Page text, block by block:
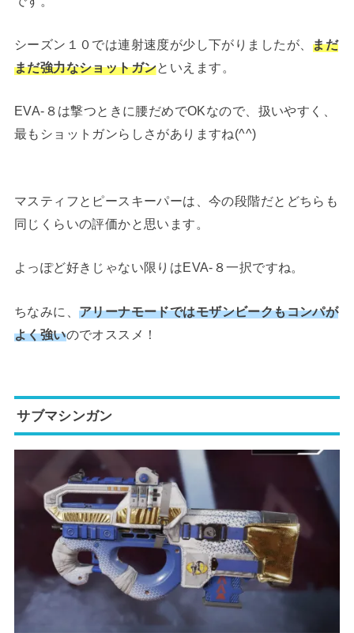
シーズン１０では連射速度が少し下がりましたが、 まだ
まだ強力なショットガンといえます。
EVA-８は撃つときに腰だめでOKなので、扱いやすく、
最もショットガンらしさがありますね(^^)
マスティフとピースキーパーは、今の段階だとどちらも
同じくらいの評価かと思います。
よっぽど好きじゃない限りはEVA-８一択ですね。
ちなみに、 アリーナモードではモザンビークもコンパが
よく強いのでオススメ！
サブマシンガン